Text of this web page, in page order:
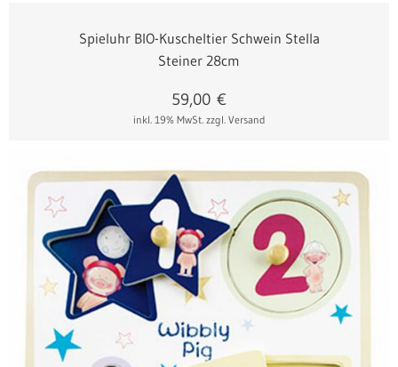
Spieluhr BIO-Kuscheltier Schwein Stella
Steiner 28cm
inkl. 19% MwSt. zzgl. Versand
59,00 €